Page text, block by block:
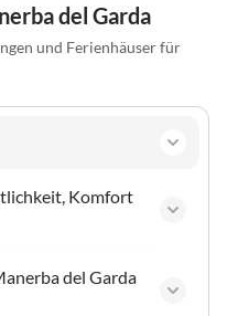
del Garda
und Ferienhäuser für
Komfort
del Garda